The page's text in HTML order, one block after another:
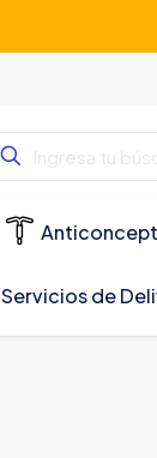
Servicios de